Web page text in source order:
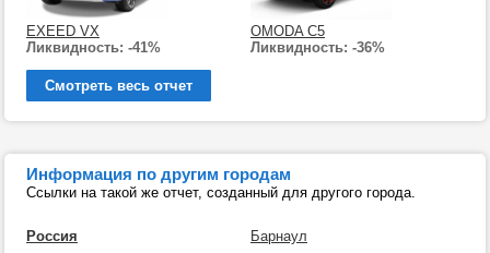
EXEED VX
Ликвидность: -41%
OMODA C5
Ликвидность: -36%
Смотреть весь отчет
Информация по другим городам
Ссылки на такой же отчет, созданный для другого города.
Россия Барнаул